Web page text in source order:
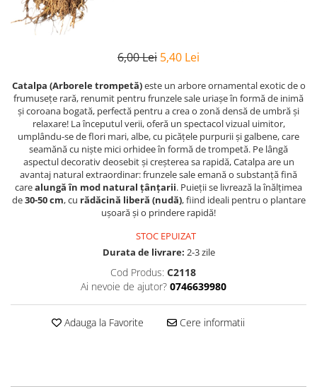
6,00 Lei 5,40 Lei
Catalpa (Arborele trompetă)este un arbore ornamental exotic de o
frumusețe rară, renumit pentru frunzele sale uriașe în formă de inimă
și coroana bogată, perfectă pentru a crea o zonă densă de umbră și
relaxare! La începutul verii, oferă un spectacol vizual uimitor,
umplându-se de flori mari, albe, cu picățele purpurii și galbene, care
seamănă cu niște mici orhidee în formă de trompetă. Pe lângă
aspectul decorativ deosebit și creșterea sa rapidă, Catalpa are un
avantaj natural extraordinar: frunzele sale emană o substanță fină
carealungă în mod natural țânțarii. Puieții se livrează la înălțimea
de30-50 cm, cu rădăcină liberă (nudă), fiind ideali pentru o plantare
ușoară și o prindere rapidă!
STOC EPUIZAT
Durata de livrare: 2-3 zile
Cod Produs: C2118
Ai nevoie de ajutor? 0746639980
Adauga la Favorite Cere informatii